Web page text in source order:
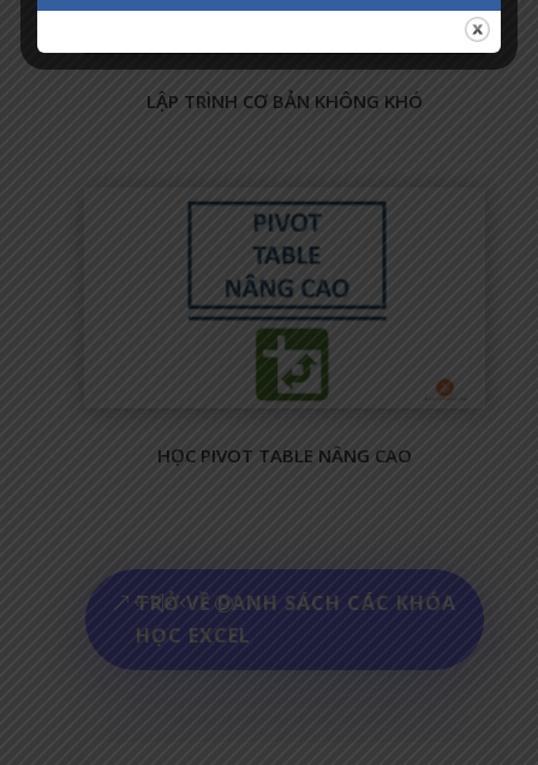
LẬP TRÌNH CƠ BẢN KHÔNG KHÓ
HỌC PIVOT TABLE NÂNG CAO
TRỞ VỀ DANH SÁCH CÁC KHÓA
HỌC EXCEL